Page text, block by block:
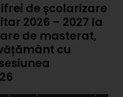
de școlarizare
2026 – 2027 la
de masterat,
cu